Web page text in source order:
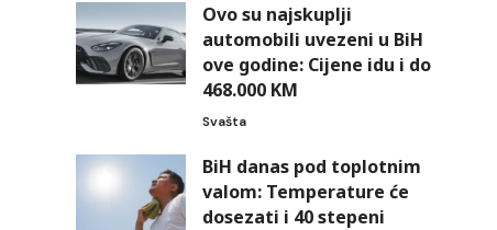
Ovo su najskuplji
automobili uvezeni u BiH
ove godine: Cijene idu i do
468.000 KM
Svašta
BiH danas pod toplotnim
valom: Temperature će
dosezati i 40 stepeni